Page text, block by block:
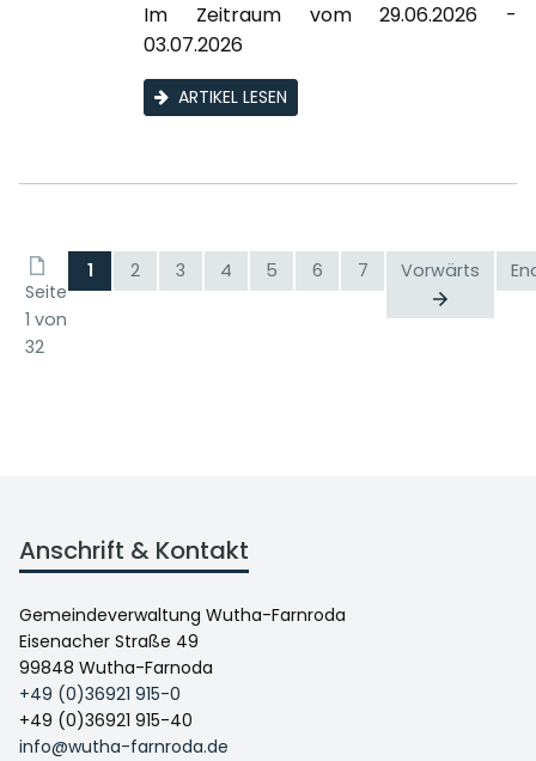
Im Zeitraum vom 29.06.2026 -
03.07.2026
ARTIKEL LESEN
Seite
1 von
32
1 2 3 4 5 6 7 Vorwärts
Anschrift & Kontakt
Gemeindeverwaltung Wutha-Farnroda
Eisenacher Straße 49
99848 Wutha-Farnoda
+49 (0)36921 915-0
+49 (0)36921 915-40
info@wutha-farnroda.de